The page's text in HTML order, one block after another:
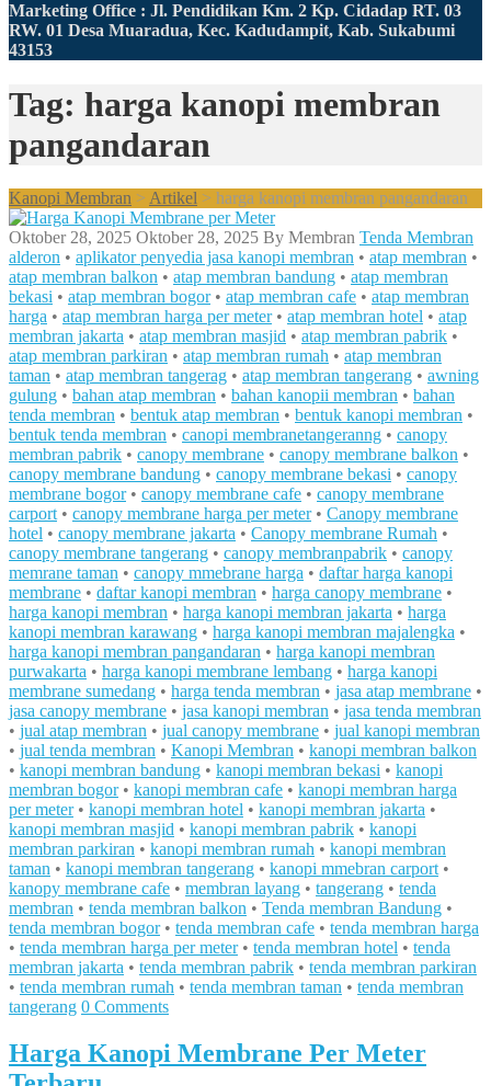
Marketing Office : Jl. Pendidikan Km. 2 Kp. Cidadap RT. 03
RW. 01 Desa Muaradua, Kec. Kadudampit, Kab. Sukabumi
43153
Tag: harga kanopi membran
pangandaran
Kanopi Membran > Artikel > harga kanopi membran pangandaran
Oktober 28, 2025 Oktober 28, 2025 By Membran Tenda Membran
alderon • aplikator penyedia jasa kanopi membran • atap membran •
atap membran balkon • atap membran bandung • atap membran
bekasi • atap membran bogor• atap membran cafe • atap membran
harga • atap membran harga per meter• atap membran hotel • atap
membran jakarta • atap membran masjid • atap membran pabrik •
atap membran parkiran • atap membran rumah • atap membran
taman • atap membran tangerag • atap membran tangerang • awning
gulung • bahan atap membran • bahan kanopii membran • bahan
tenda membran • bentuk atap membran • bentuk kanopi membran •
bentuk tenda membran • canopi membranetangeranng • canopy
membran pabrik • canopy membrane • canopy membrane balkon •
canopy membrane bandung • canopy membrane bekasi • canopy
membrane bogor• canopy membrane cafe • canopy membrane
carport • canopy membrane harga per meter• Canopy membrane
hotel • canopy membrane jakarta • Canopy membrane Rumah •
canopy membrane tangerang • canopy membranpabrik • canopy
memrane taman • canopy mmebrane harga • daftar harga kanopi
membrane • daftar kanopi membran • harga canopy membrane •
harga kanopi membran • harga kanopi membran jakarta • harga
kanopi membran karawang • harga kanopi membran majalengka •
harga kanopi membran pangandaran • harga kanopi membran
purwakarta • harga kanopi membrane lembang • harga kanopi
membrane sumedang • harga tenda membran • jasa atap membrane •
jasa canopy membrane • jasa kanopi membran • jasa tenda membran
• jual atap membran • jual canopy membrane • jual kanopi membran
• jual tenda membran • Kanopi Membran • kanopi membran balkon
• kanopi membran bandung • kanopi membran bekasi • kanopi
membran bogor• kanopi membran cafe • kanopi membran harga
per meter• kanopi membran hotel • kanopi membran jakarta •
kanopi membran masjid • kanopi membran pabrik • kanopi
membran parkiran • kanopi membran rumah • kanopi membran
taman • kanopi membran tangerang • kanopi mmebran carport •
kanopy membrane cafe • membran layang • tangerang • tenda
membran • tenda membran balkon • Tenda membran Bandung •
tenda membran bogor• tenda membran cafe • tenda membran harga
• tenda membran harga per meter• tenda membran hotel • tenda
membran jakarta • tenda membran pabrik • tenda membran parkiran
• tenda membran rumah • tenda membran taman • tenda membran
tangerang 0 Comments
Harga Kanopi Membrane Per Meter